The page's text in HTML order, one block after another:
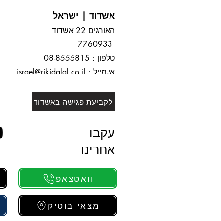
אשדוד | ישראל
האורגים 22 אשדוד
טלפון : 0
8-8555815
אי-מייל :
לקביעת פגישה באשדוד
עקבו
אחרינו
וואטצאפ
מצאי בוטיק